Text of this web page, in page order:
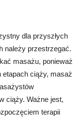
dla przyszłych
należy przestrzegać.
masażu, ponieważ
etapach ciąży, masaż
ciąży. Ważne jest,
terapii